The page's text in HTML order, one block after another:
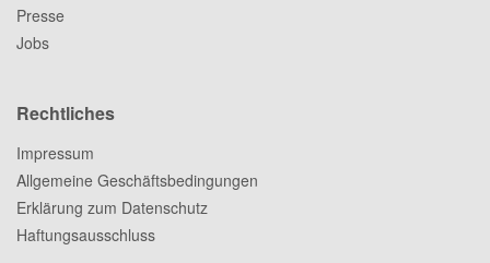
Presse
Jobs
Rechtliches
Impressum
Allgemeine Geschäftsbedingungen
Erklärung zum Datenschutz
Haftungsausschluss